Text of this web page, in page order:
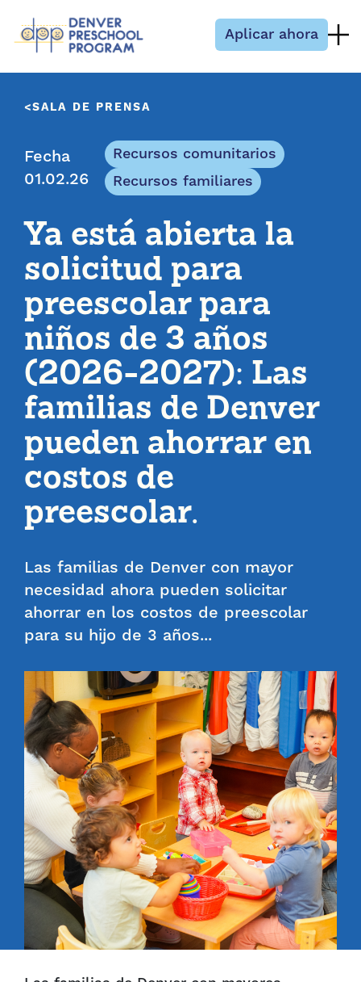
Aplicar ahora
SALA DE PRENSA
Fecha
01.02.26
Recursos comunitarios
Recursos familiares
Ya está abierta la
solicitud para
preescolar para
niños de 3 años
(2026-2027): Las
familias de Denver
pueden ahorrar en
costos de
preescolar.
Las familias de Denver con mayor
necesidad ahora pueden solicitar
ahorrar en los costos de preescolar
para su hijo de 3 años...